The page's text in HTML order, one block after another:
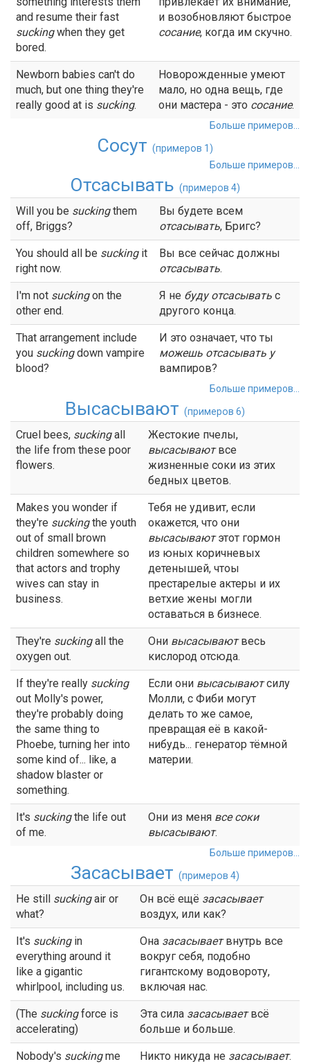
and resume their fast
suckingwhen they get
bored.
и возобновляют быстрое
сосание, когда им скучно.
Newborn babies can't do
much, but one thing they're
really good at is sucking.
Новорожденные умеют
мало, но одна вещь, где
они мастера - это сосание.
Больше примеров...
Сосут (примеров 1)
Больше примеров...
Отсасывать (примеров 4)
Will you be suckingthem
off, Briggs?
Вы будете всем
отсасывать, Бригс?
You should all be suckingit
right now.
Вы все сейчас должны
отсасывать.
I'm not suckingon the
other end.
Я не будуотсасывать с
другого конца.
That arrangement include
you suckingdown vampire
blood?
И это означает, что ты
можешь отсасывать у
вампиров?
Больше примеров...
Высасывают (примеров 6)
Cruel bees, suckingall
the life from these poor
flowers.
Жестокие пчелы,
высасываютвсе
жизненные соки из этих
бедных цветов.
Makes you wonder if
they're suckingthe youth
out of small brown
children somewhere so
that actors and trophy
wives can stay in
business.
Тебя не удивит, если
окажется, что они
высасываютэтот гормон
из юных коричневых
детенышей, чтоы
престарелые актеры и их
ветхие жены могли
оставаться в бизнесе.
They're suckingall the
oxygen out.
Они высасываютвесь
кислород отсюда.
If they're really sucking
out Molly's power,
they're probably doing
the same thing to
Phoebe, turning her into
some kind of... like, a
shadow blaster or
something.
Если они высасываютсилу
Молли, с Фиби могут
делать то же самое,
превращая её в какой-
нибудь... генератор тёмной
материи.
It's suckingthe life out
of me.
Они из меня все соки
высасывают.
Больше примеров...
Засасывает (примеров 4)
He still suckingair or
what?
Он всё ещё засасывает
воздух, или как?
It's suckingin
everything around it
like a gigantic
whirlpool, including us.
Она засасываетвнутрь все
вокруг себя, подобно
гигантскому водовороту,
включая нас.
(The suckingforce is
accelerating)
Эта сила засасываетвсё
больше и больше.
Nobody's suckingme
Никто никуда не засасывает.